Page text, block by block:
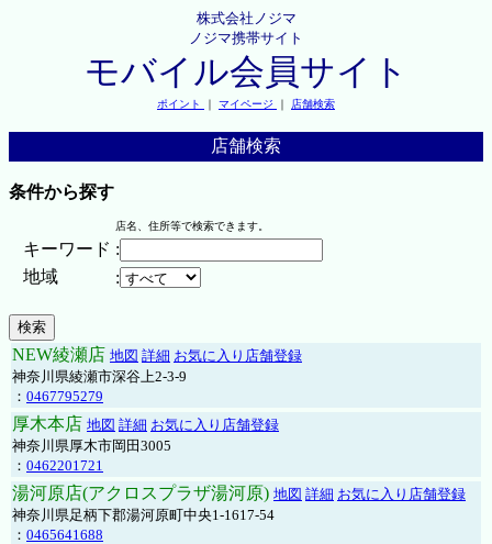
株式会社ノジマ
ノジマ携帯サイト
モバイル会員サイト
ポイント ｜ マイページ ｜ 店舗検索
店舗検索
条件から探す
店名、住所等で検索できます。
キーワード :
地域
:
NEW綾瀬店 地図 詳細 お気に入り店舗登録
神奈川県綾瀬市深谷上2-3-9
： 0467795279
厚木本店 地図 詳細 お気に入り店舗登録
神奈川県厚木市岡田3005
： 0462201721
湯河原店(アクロスプラザ湯河原) 地図 詳細 お気に入り店舗登録
神奈川県足柄下郡湯河原町中央1-1617-54
： 0465641688